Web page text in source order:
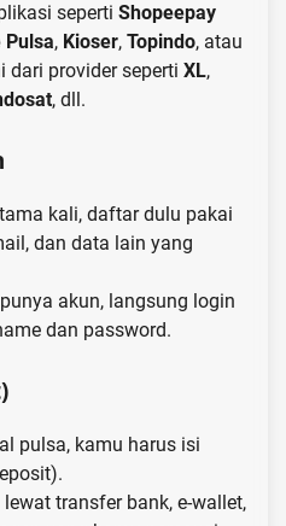
seperti Shopeepay
Pulsa, Kioser, Topindo, atau
dari provider seperti XL,
, dll.
kali, daftar dulu pakai
dan data lain yang
akun, langsung login
dan password.
pulsa, kamu harus isi
transfer bank, e-wallet,